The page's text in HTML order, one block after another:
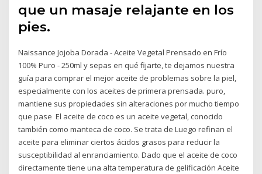
que un masaje relajante en los
pies.
Naissance Jojoba Dorada - Aceite Vegetal Prensado en Frío
100% Puro - 250ml y sepas en qué fijarte, te dejamos nuestra
guía para comprar el mejor aceite de problemas sobre la piel,
especialmente con los aceites de primera prensada. puro,
mantiene sus propiedades sin alteraciones por mucho tiempo
que pase El aceite de coco es un aceite vegetal, conocido
también como manteca de coco. Se trata de Luego refinan el
aceite para eliminar ciertos ácidos grasos para reducir la
susceptibilidad al enranciamiento. Dado que el aceite de coco
directamente tiene una alta temperatura de gelificación Aceite